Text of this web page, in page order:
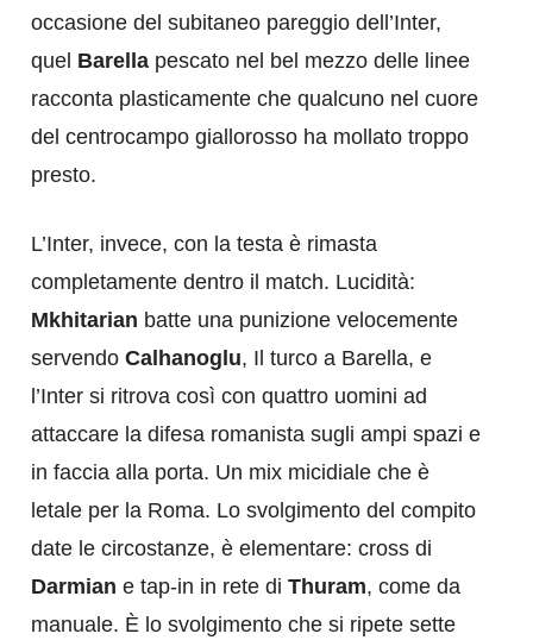
occasione del subitaneo pareggio dell’Inter,
quel Barella pescato nel bel mezzo delle linee
racconta plasticamente che qualcuno nel cuore
del centrocampo giallorosso ha mollato troppo
presto.
L’Inter, invece, con la testa è rimasta
completamente dentro il match. Lucidità:
Mkhitarian batte una punizione velocemente
servendo Calhanoglu, Il turco a Barella, e
l’Inter si ritrova così con quattro uomini ad
attaccare la difesa romanista sugli ampi spazi e
in faccia alla porta. Un mix micidiale che è
letale per la Roma. Lo svolgimento del compito
date le circostanze, è elementare: cross di
Darmian e tap-in in rete di Thuram, come da
manuale. È lo svolgimento che si ripete sette